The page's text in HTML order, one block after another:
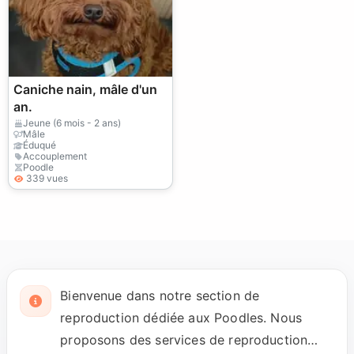
Caniche nain, mâle d'un
an.
Jeune (6 mois - 2 ans)
Mâle
Éduqué
Accouplement
Poodle
339 vues
Bienvenue dans notre section de
reproduction dédiée aux Poodles. Nous
proposons des services de reproduction